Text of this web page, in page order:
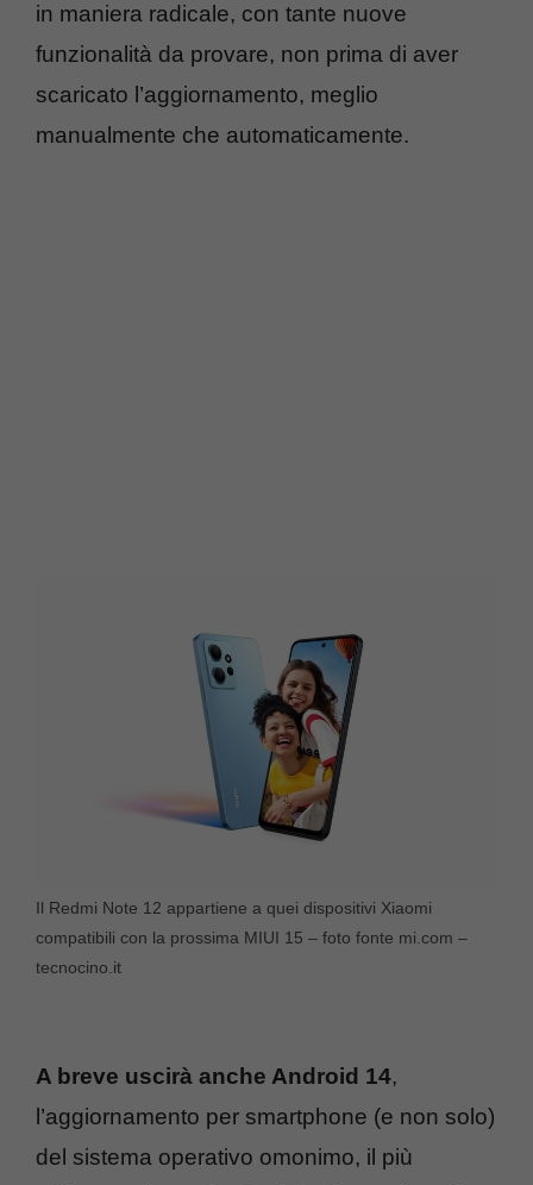
in maniera radicale, con tante nuove
funzionalità da provare, non prima di aver
scaricato l’aggiornamento, meglio
manualmente che automaticamente.
Il Redmi Note 12 appartiene a quei dispositivi Xiaomi
compatibili con la prossima MIUI 15 – foto fonte mi.com –
tecnocino.it
A breve uscirà anche Android 14,
l’aggiornamento per smartphone (e non solo)
del sistema operativo omonimo, il più